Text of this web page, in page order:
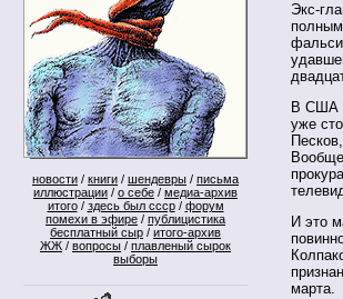
новости / книги / шендевры / письма
иллюстрации / о себе / медиа-архив
итого/ здесь был ссср/ форум
помехи в эфире / публицистика
бесплатный сыр / итого-архив
ЖЖ / вопросы / плавленый сырок
выборы
Экс-
В США
уже
И это
марта.